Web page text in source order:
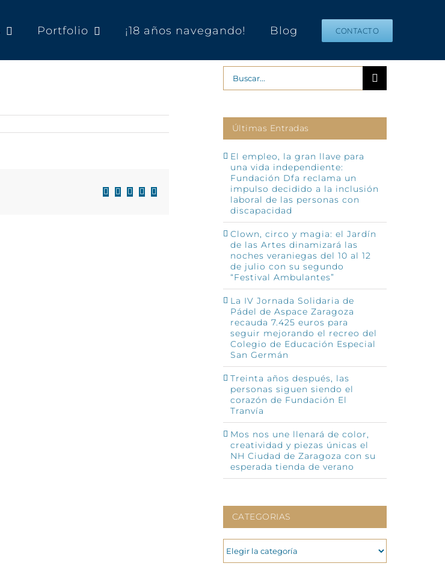
Portfolio ¡18 años navegando! Blog CONTACTO
Facebook
X LinkedIn
WhatsApp
Correo
Buscar:
Últimas Entradas
El empleo, la gran llave para
una vida independiente:
Fundación Dfa reclama un
impulso decidido a la inclusión
laboral de las personas con
discapacidad
Clown, circo y magia: el Jardín
de las Artes dinamizará las
noches veraniegas del 10 al 12
de julio con su segundo
“Festival Ambulantes”
La IV Jornada Solidaria de
Pádel de Aspace Zaragoza
recauda 7.425 euros para
seguir mejorando el recreo del
Colegio de Educación Especial
San Germán
Treinta años después, las
personas siguen siendo el
corazón de Fundación El
Tranvía
Mos nos une llenará de color,
creatividad y piezas únicas el
NH Ciudad de Zaragoza con su
esperada tienda de verano
CATEGORIAS
CATEGORIAS